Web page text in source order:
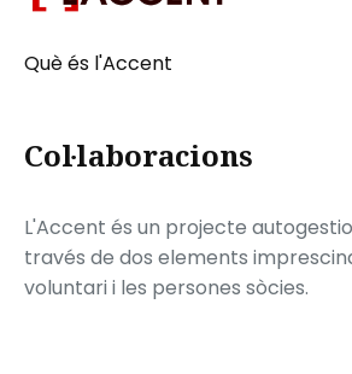
Què és l'Accent
Col·laboracions
L'Accent és un projecte
través de dos elements
voluntari i les persones sòcies.